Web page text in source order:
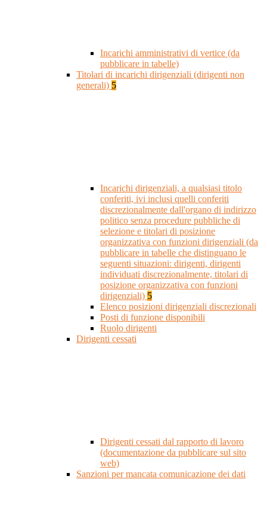
Incarichi amministrativi di vertice (da
pubblicare in tabelle)
Titolari di incarichi dirigenziali (dirigenti non
generali) 5
Incarichi dirigenziali, a qualsiasi titolo
conferiti, ivi inclusi quelli conferiti
discrezionalmente dall'organo di indirizzo
politico senza procedure pubbliche di
selezione e titolari di posizione
organizzativa con funzioni dirigenziali (da
pubblicare in tabelle che distinguano le
seguenti situazioni: dirigenti, dirigenti
individuati discrezionalmente, titolari di
posizione organizzativa con funzioni
dirigenziali) 5
Elenco posizioni dirigenziali discrezionali
Posti di funzione disponibili
Ruolo dirigenti
Dirigenti cessati
Dirigenti cessati dal rapporto di lavoro
(documentazione da pubblicare sul sito
web)
Sanzioni per mancata comunicazione dei dati